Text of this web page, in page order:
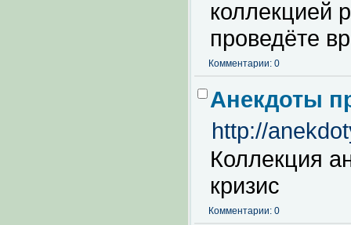
коллекцией
проведёте
Комментарии: 0
Анекдоты
http://
Коллекция
кризис
Комментарии: 0